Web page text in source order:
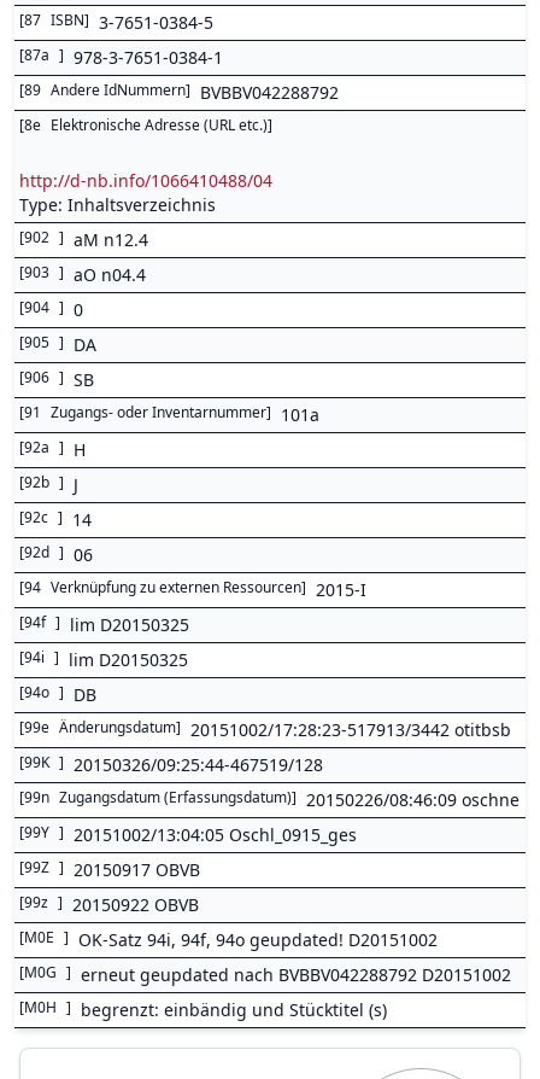
[87 ISBN] 3-7651-0384-5
[87a ] 978-3-7651-0384-1
[89 Andere IdNummern] BVBBV042288792
[8e Elektronische Adresse (URL etc.)]
http://d-nb.info/1066410488/04
Type: Inhaltsverzeichnis
[902 ] aM n12.4
[903 ] aO n04.4
[904 ] 0
[905 ] DA
[906 ] SB
[91 Zugangs- oder Inventarnummer] 101a
[92a ] H
[92b ] J
[92c ] 14
[92d ] 06
[94 Verknüpfung zu externen Ressourcen] 2015-I
[94f ] lim D20150325
[94i ] lim D20150325
[94o ] DB
[99e Änderungsdatum] 20151002/17:28:23-517913/3442 otitbsb
[99K ] 20150326/09:25:44-467519/128
[99n Zugangsdatum (Erfassungsdatum)] 20150226/08:46:09 oschne
[99Y ] 20151002/13:04:05 Oschl_0915_ges
[99Z ] 20150917 OBVB
[99z ] 20150922 OBVB
[M0E ] OK-Satz 94i, 94f, 94o geupdated! D20151002
[M0G ] erneut geupdated nach BVBBV042288792 D20151002
[M0H ] begrenzt: einbändig und Stücktitel (s)